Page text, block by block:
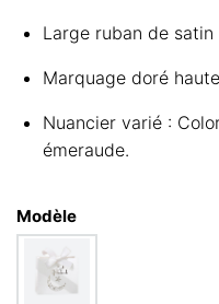
Large ruban de satin
Marquage doré
Nuancier varié :
émeraude.
Modèle